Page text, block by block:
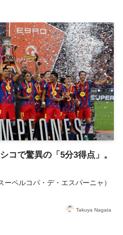
コで驚異の「5分3得点」。
ペルコパ・デ・エスパーニャ）
Takuya Nagata